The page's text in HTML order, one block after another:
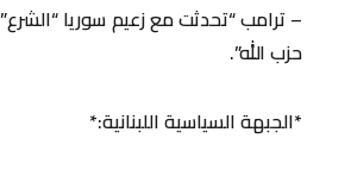
– ترامب “تحدثت مع زعيم سوريا
حزب الله”.
*الجبهة السياسية اللبنانية:*